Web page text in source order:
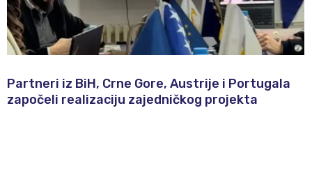
Partneri iz BiH, Crne Gore, Austrije i Portugala
započeli realizaciju zajedničkog projekta